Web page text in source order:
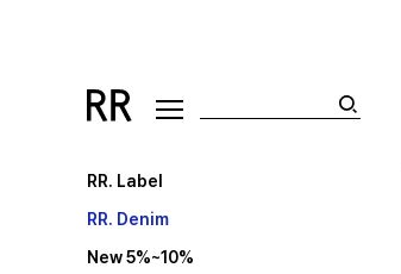
RR. Label
RR. Denim
New 5%~10%